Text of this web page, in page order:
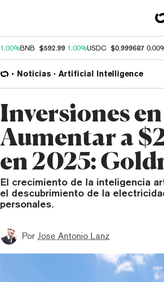
1.00%BNB $592.99 1.00%USDC $0.999687
Noticias Artificial Intelligence
Inversiones
Aumentar a
en 2025:
El crecimiento de la inteligencia
el descubrimiento de la
personales.
Por Jose Antonio Lanz